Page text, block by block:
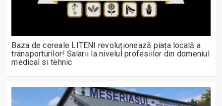
Baza de cereale LITENI revoluționează piața locală a
transporturilor! Salarii la nivelul profesiilor din domeniul
medical si tehnic